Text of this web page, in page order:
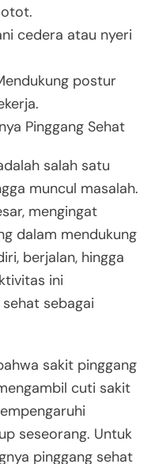
cedera atau nyeri
postur
Pinggang Sehat
salah satu
muncul masalah.
mengingat
dalam mendukung
berjalan, hingga
ini
sebagai
sakit pinggang
cuti sakit
seseorang. Untuk
pinggang sehat